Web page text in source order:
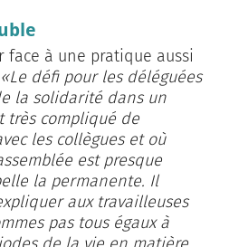
face à une pratique aussi
«Le défi pour les déléguées
la solidarité dans un
très compliqué de
les collègues et où
est presque
la permanente. Il
aux travailleuses
pas tous égaux à